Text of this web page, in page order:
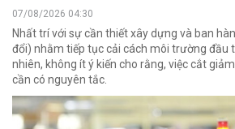
07/08/2026 04:30
Nhất trí với sự cần thiết xây dựng và ban
đổi) nhằm tiếp tục cải cách môi trường đầu
nhiên, không ít ý kiến cho rằng, việc cắt
cần có nguyên tắc.